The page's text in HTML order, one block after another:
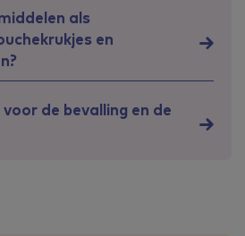
als
en
de bevalling en de